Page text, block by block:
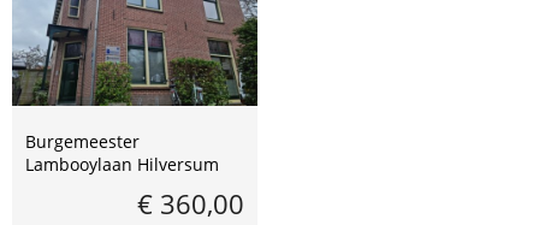
Burgemeester
Lambooylaan Hilversum
€ 360,00